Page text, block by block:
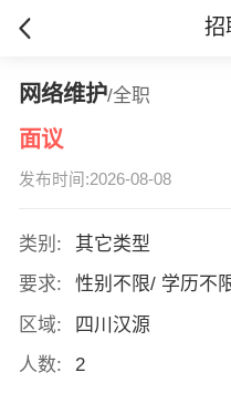
招
网络维护/全职
面议
发布时间:2026-08-08
类别:
其它类型
要求:
性别不限/ 学历不
区域:
四川汉源
人数:
2